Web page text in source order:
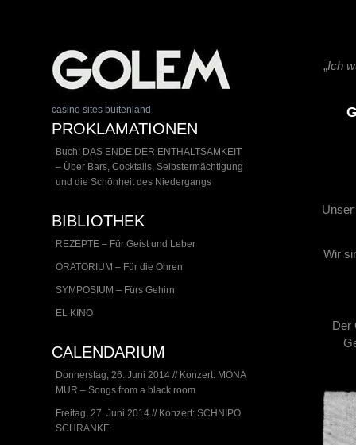
casino sites buitenland
PROKLAMATIONEN
Buch: DAS ENDE DER ENTHALTSAMKEIT
– Über Bars, Cocktails, Selbstermächtigung
und die Schönheit des Niedergangs
BIBLIOTHEK
REZEPTE – Für Geist und Leber
ORATORIUM – Für die Ohren
SYMPOSIUM – Fürs Gehirn
EL KINO
CALENDARIUM
Donnerstag, 26. Juni 2014 // Konzert: MONA
MUR – Songs from a black room
Freitag, 27. Juni 2014 // Konzert: SCHNIPO
SCHRANKE
„Ich
Wir
Der